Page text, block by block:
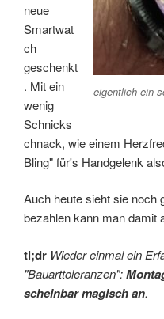
eigentlich ein
neue
Smartwat
ch
geschenkt
. Mit ein
wenig
Schnicks
chnack, wie einem
Bling" für's Handgelenk
Auch heute sieht sie noch
bezahlen kann man damit
tl;dr Wieder einmal ein
"Bauarttoleranzen":
scheinbar magisch an.